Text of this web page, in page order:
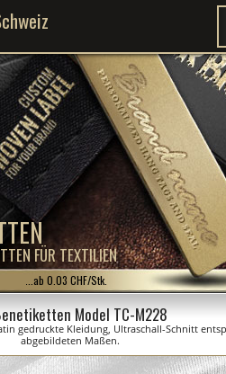
FÜR TEXTILIEN
...ab 0.03 CHF/Stk.
Model TC-M228
gedruckte Kleidung, Ultraschall-Schnitt
abgebildeten Maßen.